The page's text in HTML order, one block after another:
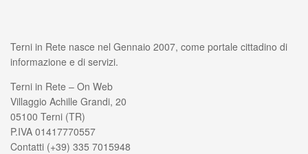
Terni in Rete nasce nel Gennaio 2007, come portale cittadino di
informazione e di servizi.
Terni in Rete – On Web
Villaggio Achille Grandi, 20
05100 Terni (TR)
P.IVA 01417770557
Contatti (+39) 335 7015948